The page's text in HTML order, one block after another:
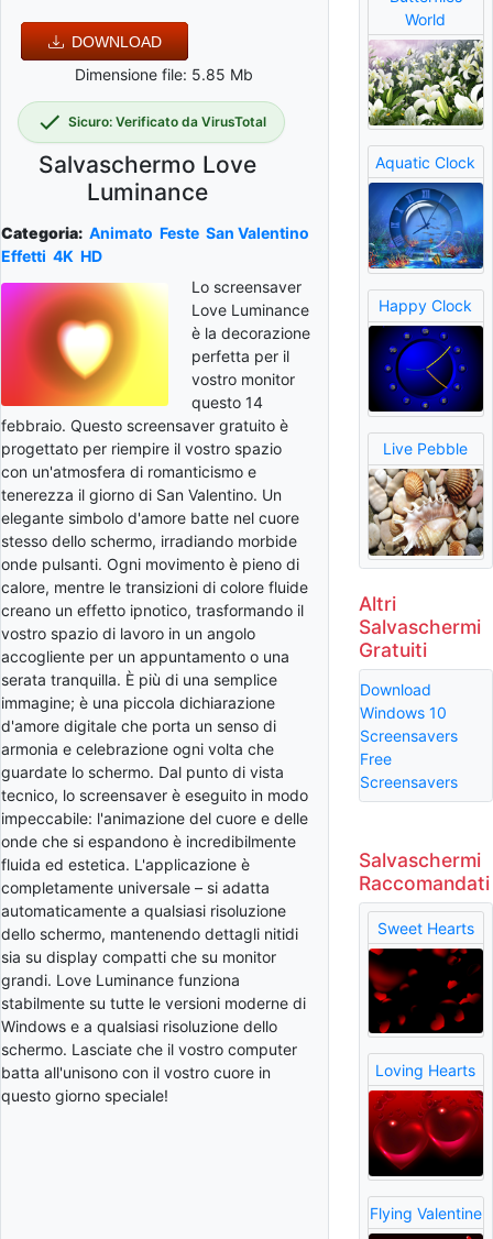
DOWNLOAD
Dimensione file: 5.85 Mb
Sicuro: Verificato da VirusTotal
Salvaschermo Love
Luminance
Categoria: Animato Feste San Valentino
Effetti 4K HD
Lo screensaver
Love Luminance
è la decorazione
perfetta per il
vostro monitor
questo 14
febbraio. Questo screensaver gratuito è
progettato per riempire il vostro spazio
con un'atmosfera di romanticismo e
tenerezza il giorno di San Valentino. Un
elegante simbolo d'amore batte nel cuore
stesso dello schermo, irradiando morbide
onde pulsanti. Ogni movimento è pieno di
calore, mentre le transizioni di colore fluide
creano un effetto ipnotico, trasformando il
vostro spazio di lavoro in un angolo
accogliente per un appuntamento o una
serata tranquilla. È più di una semplice
immagine; è una piccola dichiarazione
d'amore digitale che porta un senso di
armonia e celebrazione ogni volta che
guardate lo schermo. Dal punto di vista
tecnico, lo screensaver è eseguito in modo
impeccabile: l'animazione del cuore e delle
onde che si espandono è incredibilmente
fluida ed estetica. L'applicazione è
completamente universale – si adatta
automaticamente a qualsiasi risoluzione
dello schermo, mantenendo dettagli nitidi
sia su display compatti che su monitor
grandi. Love Luminance funziona
stabilmente su tutte le versioni moderne di
Windows e a qualsiasi risoluzione dello
schermo. Lasciate che il vostro computer
batta all'unisono con il vostro cuore in
questo giorno speciale!
World
Aquatic Clock
Happy Clock
Live Pebble
Altri
Salvaschermi
Gratuiti
Download
Windows 10
Screensavers
Free
Screensavers
Salvaschermi
Raccomandati
Sweet Hearts
Loving Hearts
Flying Valentine